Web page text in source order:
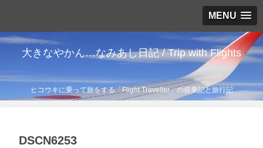
MENU
大きなやかん…なみあし日記 / Trip with Flights
ヒコウキに乗って旅をする「Flight Traveller」の搭乗記と旅行記
DSCN6253